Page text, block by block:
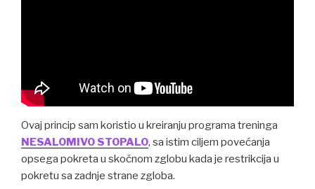
Ovaj princip sam koristio u kreiranju programa treninga
NESALOMIVO STOPALO, sa istim ciljem povećanja
opsega pokreta u skočnom zglobu kada je restrikcija u
pokretu sa zadnje strane zgloba.